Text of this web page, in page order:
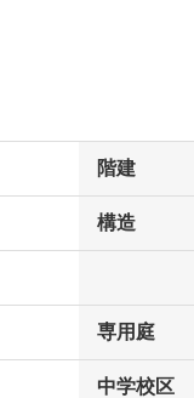
階建
構造
専用庭
中学校区